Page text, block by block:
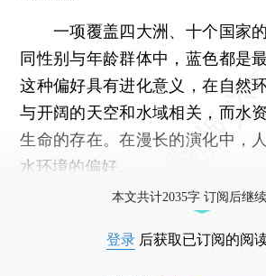
一项覆盖四大洲、十个国家的
同性别与年龄群体中，蓝色都是
这种偏好具有进化意义，在自然
与开阔的天空和水域相关，而水
生命的存在。在漫长的演化中，
水环境的偏好。
本文共计2035字 订阅后继
登录 后获取已订阅的阅